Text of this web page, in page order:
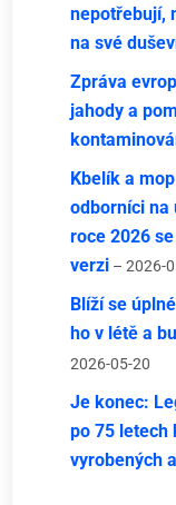
nepotřebují,
na své
Zpráva
jahody a
Kbelík a
odborníci na
roce 2026
verzi – 2026-
Blíží se
ho v létě a
2026-05-20
Je konec:
po 75 letech
vyrobených